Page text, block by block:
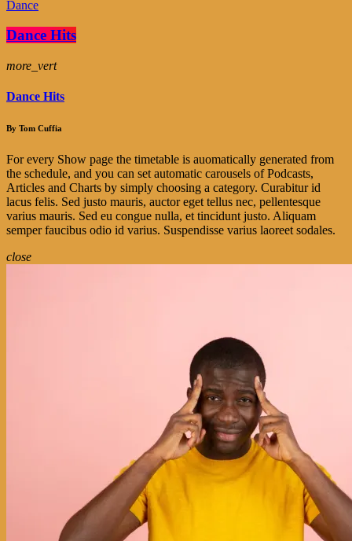
Dance
Dance Hits
more_vert
Dance Hits
By Tom Cuffia
For every Show page the timetable is auomatically generated from
the schedule, and you can set automatic carousels of Podcasts,
Articles and Charts by simply choosing a category. Curabitur id
lacus felis. Sed justo mauris, auctor eget tellus nec, pellentesque
varius mauris. Sed eu congue nulla, et tincidunt justo. Aliquam
semper faucibus odio id varius. Suspendisse varius laoreet sodales.
close